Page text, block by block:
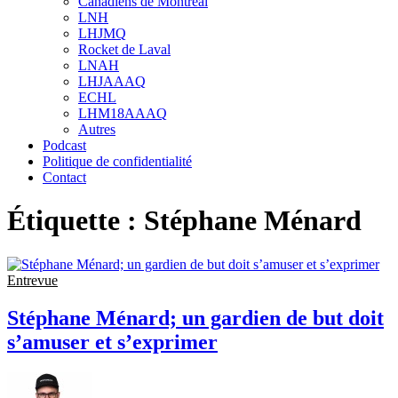
sub
menu
LNH
LHJMQ
Rocket de Laval
LNAH
LHJAAAQ
ECHL
LHM18AAAQ
Autres
Podcast
Politique de confidentialité
Contact
Étiquette : Stéphane Ménard
Entrevue
Stéphane Ménard; un gardien de but doit
s’amuser et s’exprimer